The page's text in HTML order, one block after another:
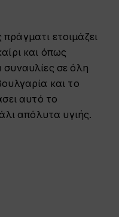
ετοιμάζει
και όπως
συναυλίες σε όλη
και το
αυτό το
απόλυτα υγιής.